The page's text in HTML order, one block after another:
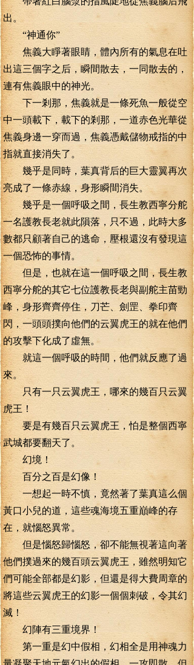
出。
“神通你”
焦義大睜著眼睛，體內所有的氣息在吐
出這三個字之后，瞬間散去，一同散去的，
連有焦義眼中的神光。
下一剎那，焦義就是一條死魚一般從空
中一頭載下，載下的剎那，一道赤色光華從
焦義身邊一穿而過，焦義憑戴儲物戒指的中
指就直接消失了。
幾乎是同時，葉真背后的巨大靈翼再次
亮成了一條赤線，身形瞬間消失。
幾乎是一個呼吸之間，長生教西寧分舵
一名護教長老就此隕落，只不過，此時大多
數都只顧著自己的逃命，壓根還沒有發現這
一個恐怖的事情。
但是，也就在這一個呼吸之間，長生教
西寧分舵的其它七位護教長老與副舵主苗勁
峰，身形齊齊停住，刀芒、劍罡、拳印齊
閃，一頭頭撲向他們的云翼虎王的就在他們
的攻擊下化成了虛無。
就這一個呼吸的時間，他們就反應了過
來。
只有一只云翼虎王，哪來的幾百只云翼
虎王！
要是有幾百只云翼虎王，怕是整個西寧
武城都要翻天了。
幻境！
百分之百是幻像！
一想起一時不慎，竟然著了葉真這么個
黃口小兒的道，這些魂海境五重巔峰的存
在，就惱怒異常。
但是惱怒歸惱怒，卻不能無視著這向著
他們撲過來的幾百頭云翼虎王，雖然明知它
們可能全部都是幻影，但還是得大費周章的
將這些云翼虎王的幻影一個個刺破，令其幻
滅！
幻陣有三重境界！
第一重是幻中假相，幻相全是用神魂力